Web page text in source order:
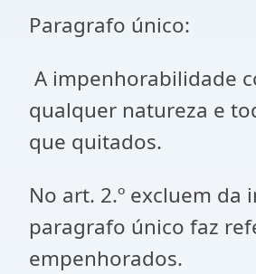
Paragrafo único:
A impenhorabilidade
qualquer natureza e
que quitados.
No art. 2.º excluem
paragrafo único faz
empenhorados.